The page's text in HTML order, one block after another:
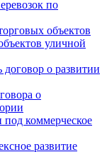
по
объектов
уличной
о развитии
о
коммерческое
развитие